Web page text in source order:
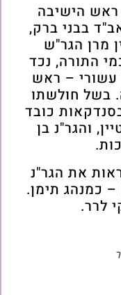
ראש הישיבה
בבני ברק,
מרן הגר"ש
התורה, נכד
עשורי – ראש
בשל חולשתו
כובד
והגר"נ בן
את הגר"נ
כמנהג תימן.
לרר.